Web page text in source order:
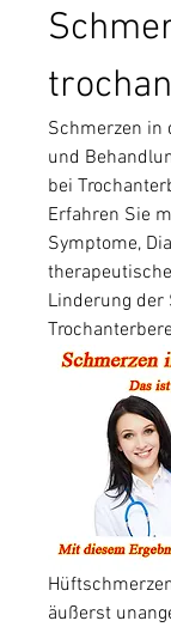
Schmerzen in
und
bei
Erfahren Sie
Symptome,
Linderung der
äußerst